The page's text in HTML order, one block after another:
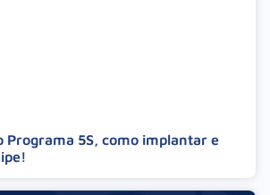
Programa 5S, como implantar e